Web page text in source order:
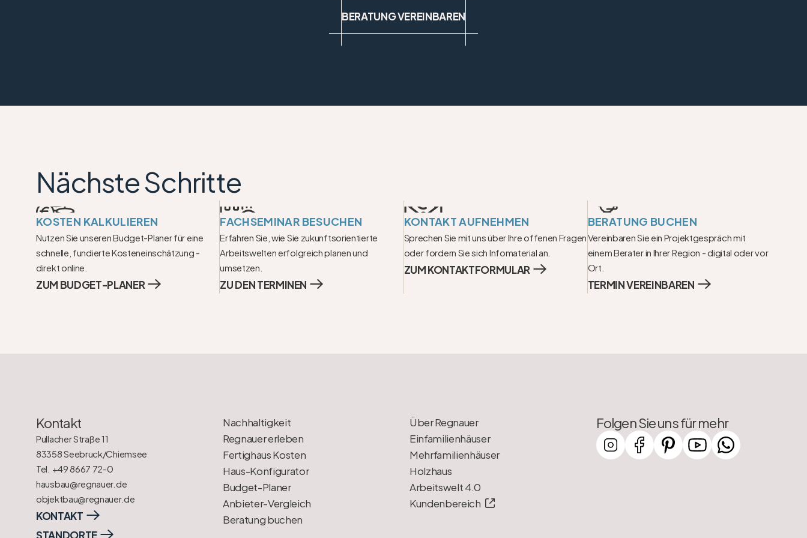
BERATUNG VEREINBAREN
Nächste Schritte
KOSTEN KALKULIEREN
Nutzen Sie unseren Budget-Planer für eine
schnelle, fundierte Kosteneinschätzung -
direkt online.
ZUM BUDGET-PLANER
FACHSEMINAR BESUCHEN
Erfahren Sie, wie Sie zukunftsorientierte
Arbeitswelten erfolgreich planen und
umsetzen.
ZU DEN TERMINEN
KONTAKT AUFNEHMEN
Sprechen Sie mit uns über Ihre offenen Fragen
oder fordern Sie sich Infomaterial an.
ZUM KONTAKTFORMULAR
BERATUNG BUCHEN
Vereinbaren Sie ein Projektgespräch mit
einem Berater in Ihrer Region - digital oder vor
Ort.
TERMIN VEREINBAREN
Kontakt
Pullacher Straße 11
83358 Seebruck/Chiemsee
Tel. +49 8667 72-0
hausbau@regnauer.de
objektbau@regnauer.de
KONTAKT
STANDORTE
Nachhaltigkeit
Regnauer erleben
Fertighaus Kosten
Haus-Konfigurator
Budget-Planer
Anbieter-Vergleich
Beratung buchen
Über Regnauer
Einfamilienhäuser
Mehrfamilienhäuser
Holzhaus
Arbeitswelt 4.0
Kundenbereich
Folgen Sie uns für mehr